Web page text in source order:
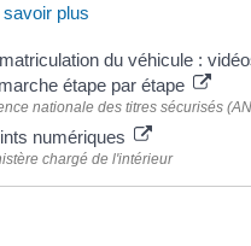
plus
du véhicule :
étape par étape
nationale des titres sécurisés
numériques
chargé de l'intérieur